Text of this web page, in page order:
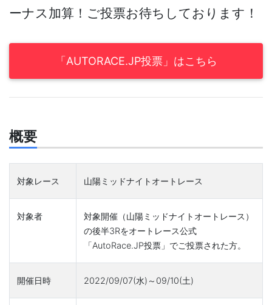
ーナス加算！ご投票お待ちしております！
「AUTORACE.JP投票」はこちら
概要
対象レース 山陽ミッドナイトオートレース
対象者
対象開催（山陽ミッドナイトオートレース）
の後半3Rをオートレース公式
「AutoRace.JP投票」でご投票された方。
開催日時 2022/09/07(水)～09/10(土)